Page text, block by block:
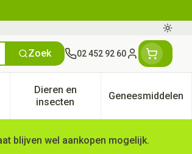
Zoek 02 452 92 60
Klant menu
categorie
voor Thuiszorg en EHBO categorie
Dieren en
insectenToon submenu voor Dieren
Geneesmiddelen
Toon
blijven wel aankopen mogelijk.